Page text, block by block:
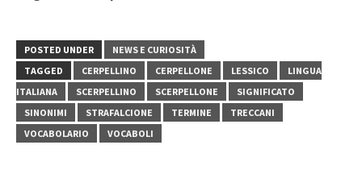
POSTED UNDER
NEWS E CURIOSITÀ
TAGGED
CERPELLINO CERPELLONE LESSICO
LINGUA
ITALIANA
SCERPELLINO SCERPELLONE
SIGNIFICATO
SINONIMI
STRAFALCIONE TERMINE
TRECCANI
VOCABOLARIO
VOCABOLI